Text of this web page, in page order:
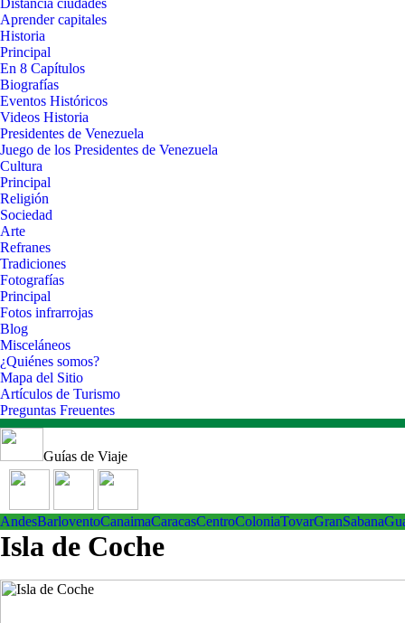
Distancia ciudades
Aprender capitales
Historia
Principal
En 8 Capítulos
Biografías
Eventos Históricos
Videos Historia
Presidentes de Venezuela
Juego de los Presidentes de Venezuela
Cultura
Principal
Religión
Sociedad
Arte
Refranes
Tradiciones
Fotografías
Principal
Fotos infrarrojas
Blog
Misceláneos
¿Quiénes somos?
Mapa del Sitio
Artículos de Turismo
Preguntas Freuentes
Guías de Viaje
AndesBarloventoCanaimaCaracasCentroColoniaTovarGranSabana
Isla de Coche